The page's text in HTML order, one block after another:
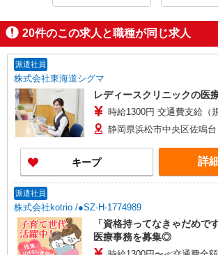
20件のこの求人と職種が同じ求人
派遣社員
株式会社東海道シグマ
レディースクリニックの医
時給1300円 交通費支給（
静岡県浜松市中央区佐鳴台
キープ 詳
派遣社員
株式会社kotrio /●SZ-H-1774989
「資格持ってなきゃだめで
医療事務を募集◎